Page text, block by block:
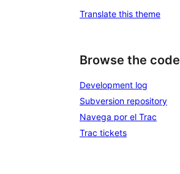
Translate this theme
Browse the code
Development log
Subversion repository
Navega por el Trac
Trac tickets